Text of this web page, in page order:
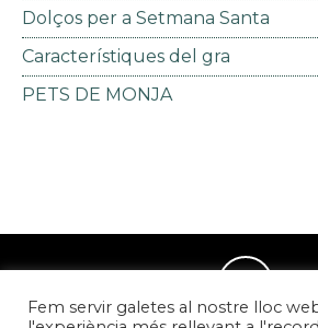
Dolços per a Setmana Santa
Característiques del gra
PETS DE MONJA
Fem servir galetes al nostre lloc